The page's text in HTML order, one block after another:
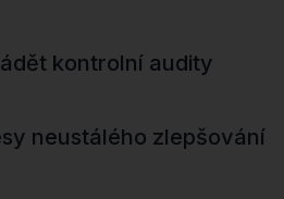
kontrolní audity
neustálého zlepšování